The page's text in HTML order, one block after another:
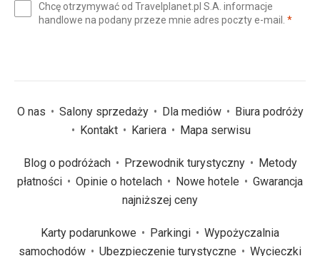
(wymagane)
Chcę otrzymywać od Travelplanet.pl S.A. informacje
handlowe na podany przeze mnie adres poczty e-mail. *
O nas Salony sprzedaży Dla mediów
Biura podróży
Kontakt
Kariera Mapa serwisu
Blog o podróżach Przewodnik turystyczny
Metody
płatności
Opinie o hotelach Nowe hotele
Gwarancja
najniższej ceny
Karty podarunkowe Parkingi
Wypożyczalnia
samochodów
Ubezpieczenie turystyczne
Wycieczki